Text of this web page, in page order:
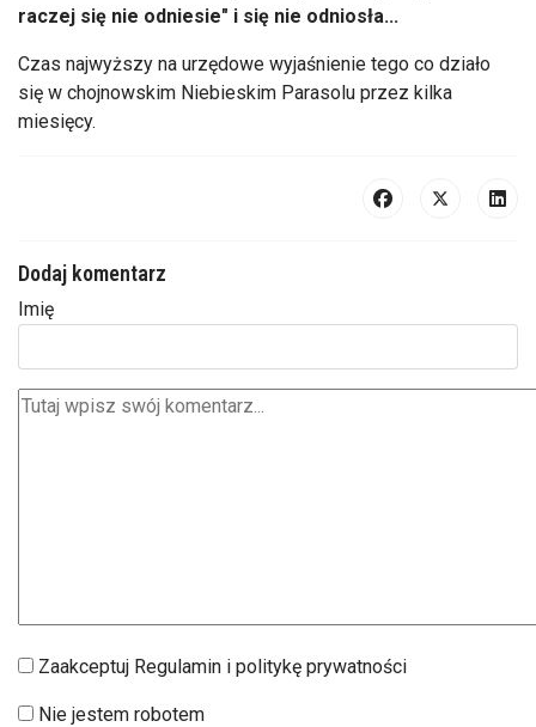
raczej się nie odniesie" i się nie odniosła...
Czas najwyższy na urzędowe wyjaśnienie tego co działo
się w chojnowskim Niebieskim Parasolu przez kilka
miesięcy.
Dodaj komentarz
Imię
Zaakceptuj Regulamin i politykę prywatności
Nie jestem robotem